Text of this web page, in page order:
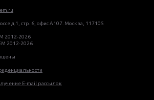
д.1, стр. 6, офис А107. Москва, 117105
2012-2026
2012-2026
E-mail рассылок